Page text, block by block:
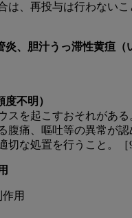
は、再投与は行わないこ
炎、胆汁うっ滞性黄疸（
度不明）
スを起こすおそれがある
腹痛、嘔吐等の異常が
切な処置を⾏うこと。［